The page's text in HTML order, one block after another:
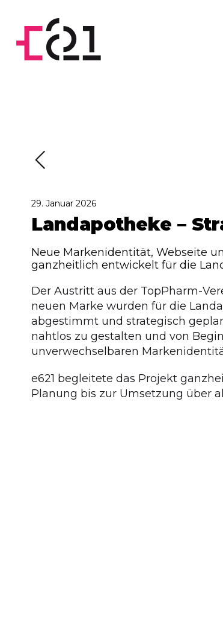
29. Januar 2026
Landapotheke –
Neue Markenidentität, Webseite
ganzheitlich entwickelt für die
Der Austritt aus der TopPharm-
neuen Marke wurden für die
abgestimmt und strategisch
nahtlos zu gestalten und von
unverwechselbaren
e621 begleitete das Projekt
Planung bis zur Umsetzung über